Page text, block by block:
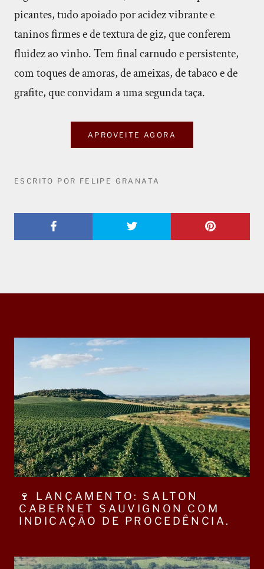
picantes, tudo apoiado por acidez vibrante e
taninos firmes e de textura de giz, que conferem
fluidez ao vinho. Tem final carnudo e persistente,
com toques de amoras, de ameixas, de tabaco e de
grafite, que convidam a uma segunda taça.
APROVEITE AGORA
ESCRITO POR FELIPE GRANATA
🍷 LANÇAMENTO: SALTON
CABERNET SAUVIGNON COM
INDICAÇÃO DE PROCEDÊNCIA.